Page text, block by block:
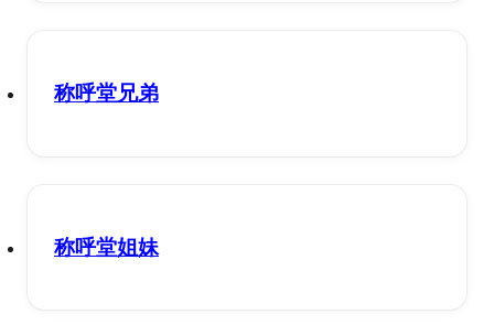
称呼堂兄弟
称呼堂姐妹